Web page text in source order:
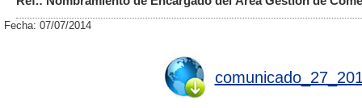
Fecha: 07/07/2014